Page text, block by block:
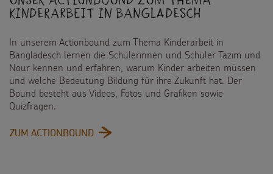
Kinderarbeit in Bangladesch
In unserem Actionbound zum Thema Kinderarbeit in
Bangladesch lernen die Schülerinnen und Schüler Tazim und
Nour kennen und erfahren, warum Kinder arbeiten müssen
und welche Bedeutung Bildung für ihre Zukunft hat. Der
Bound besteht aus Videos, Fotos und Grafiken sowie
Quizfragen.
ZUM ACTIONBOUND: